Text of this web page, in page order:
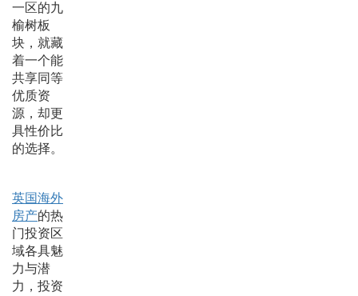
一区的九
榆树板
块，就藏
着一个能
共享同等
优质资
源，却更
具性价比
的选择。
英国海外
房产的热
门投资区
域各具魅
力与潜
力，投资